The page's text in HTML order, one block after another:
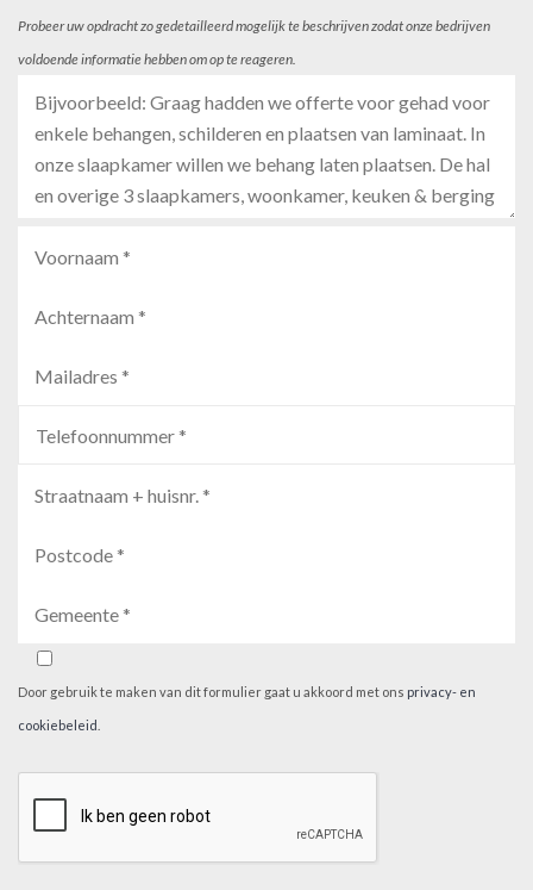
Probeer uw opdracht zo gedetailleerd mogelijk te beschrijven zodat onze bedrijven
voldoende informatie hebben om op te reageren.
Door gebruik te maken van dit formulier gaat u akkoord met ons privacy- en
cookiebeleid